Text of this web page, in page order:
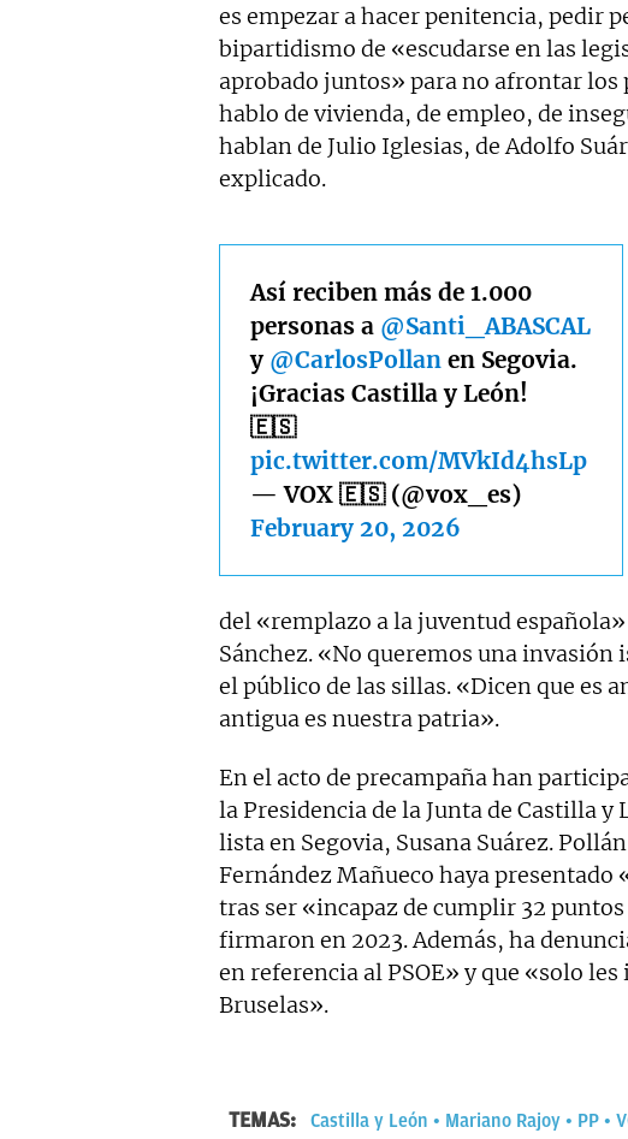
es empezar a hacer penitencia, pedir
bipartidismo de «escudarse en las
aprobado juntos» para no afrontar
hablo de vivienda, de empleo, de
hablan de Julio Iglesias, de Adolfo
explicado.
Así reciben más de 1.000
personas a @Santi_ABASCAL
y @CarlosPollan en Segovia.
¡Gracias Castilla y León!
🇪🇸
pic.twitter.com/MVkId4hsLp
— VOX 🇪🇸 (@vox_es)
February 20, 2026
del «remplazo a la juventud
Sánchez. «No queremos una
el público de las sillas. «Dicen que es
antigua es nuestra patria».
En el acto de precampaña han
la Presidencia de la Junta de Castilla y
lista en Segovia, Susana Suárez.
Fernández Mañueco haya
tras ser «incapaz de cumplir 32
firmaron en 2023. Además, ha
en referencia al PSOE» y que «solo
Bruselas».
TEMAS: Castilla y León Mariano Rajoy PP